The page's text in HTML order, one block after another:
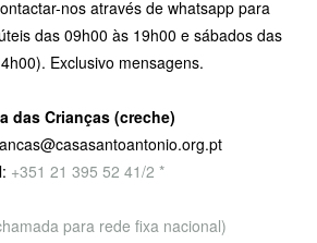
nos através de whatsapp para
das 09h00 às 19h00 e sábados das
Exclusivo mensagens.
das Crianças (creche)
+351 21 395 52 41/2 *
para rede fixa nacional)